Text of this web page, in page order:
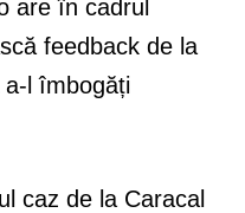
are în cadrul
feedback de la
l îmbogăți
caz de la Caracal